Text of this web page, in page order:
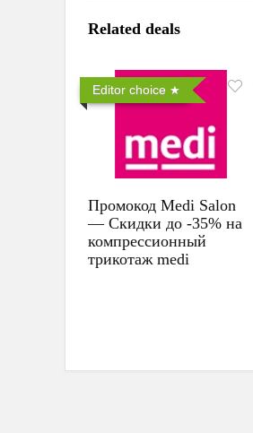
Related deals
Editor choice
Промокод Medi Salon
— Скидки до -35% на
компрессионный
трикотаж medi